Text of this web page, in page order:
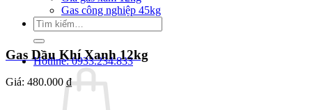
Gas công nghiệp 45kg
Tìm
kiếm:
Hotline: 0933.234.833
Gas Dầu Khí Xanh 12kg
Giá: 480.000 ₫